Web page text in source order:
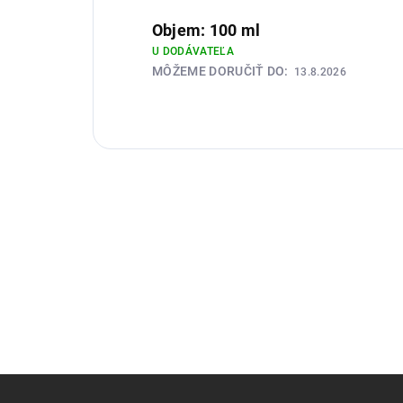
Objem: 100 ml
U DODÁVATEĽA
MÔŽEME DORUČIŤ DO: 13.8.2026